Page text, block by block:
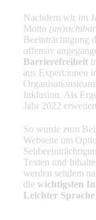
Nachdem wir im
Motto
Beeinträchtigung
offensiv
Barrierefreiheit
aus Expert:innen
Inklusion. Als
Jahr 2022
So wurde zum
Webseite um
Texten und
werden seitdem
die wichtigsten
Leichter Sprache